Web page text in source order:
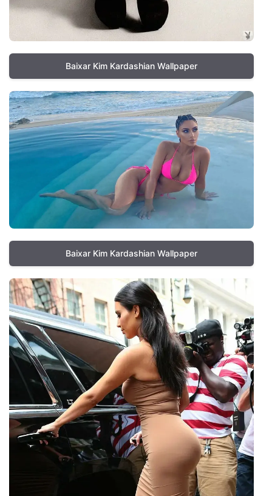
Baixar Kim Kardashian Wallpaper
Baixar Kim Kardashian Wallpaper